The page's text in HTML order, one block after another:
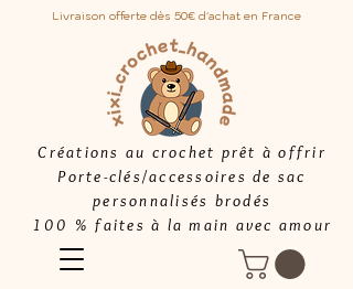
Créations au crochet prêt à offrir
Porte-clés/accessoires de sac
personnalisés brodés
100 % faites à la main avec amour
Livraison offerte dès 50€ d'achat en France